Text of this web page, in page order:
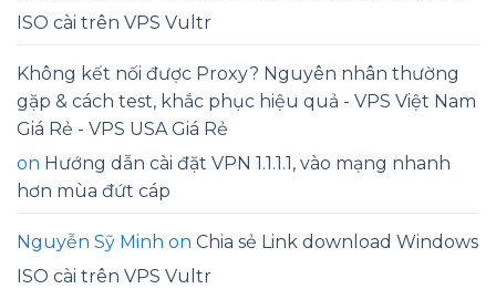
ISO cài trên VPS Vultr
Không kết nối được Proxy? Nguyên nhân thường
gặp & cách test, khắc phục hiệu quả - VPS Việt Nam
Giá Rẻ - VPS USA Giá Rẻ
on Hướng dẫn cài đặt VPN 1.1.1.1, vào mạng nhanh
hơn mùa đứt cáp
Nguyễn Sỹ Minh on Chia sẻ Link download Windows
ISO cài trên VPS Vultr